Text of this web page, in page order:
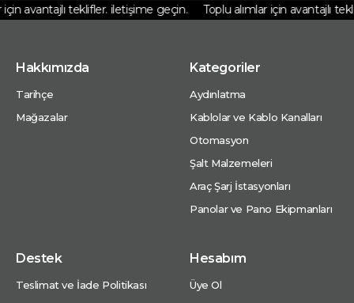
avantajlı teklifler. iletişime geçin. Toplu alımlar için avantajlı
Hakkımızda
Tarihçe
Mağazalar
Kategoriler
Aydınlatma
Kablolar ve Kablo Kanalları
Otomasyon
Şalt Malzemeleri
Araç Şarj İstasyonları
Panolar ve Pano Ekipmanları
Destek
Teslimat ve İade Politikası
Hesabım
Üye Ol